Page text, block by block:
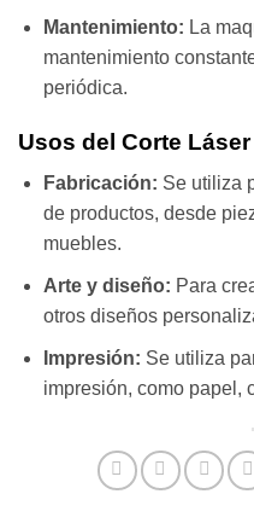
Mantenimiento: La
mantenimiento
periódica.
Usos del Corte Láser
Fabricación: Se utiliza
de productos, desde
muebles.
Arte y diseño: Para
otros diseños
Impresión: Se utiliza
impresión, como papel,